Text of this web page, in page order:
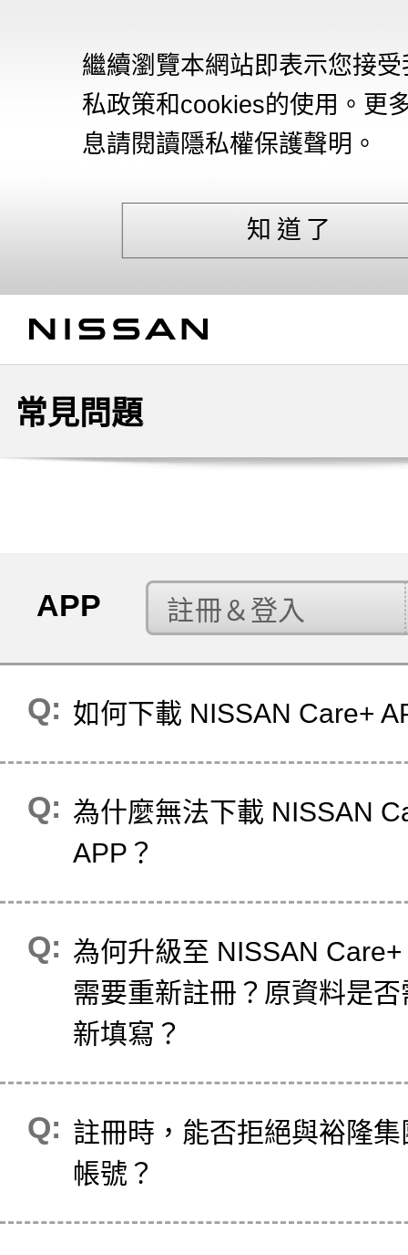
繼續瀏覽本網站即表示您接
私政策和cookies的使用。更
息請閱讀隱私權保護聲明。
知道了
常見問題
APP
如何下載 NISSAN Care+
為什麼無法下載 NISSAN
APP？
為何升級至 NISSAN Care+
需要重新註冊？原資料是
新填寫？
註冊時，能否拒絕與裕隆
帳號？